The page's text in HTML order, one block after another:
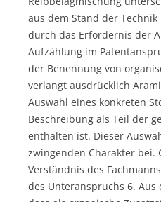
aus dem Stand der
durch das Erfordernis der
Aufzählung im
der Benennung von
verlangt ausdrücklich
Auswahl eines konkreten
Beschreibung als Teil der
enthalten ist. Dieser
zwingenden Charakter bei.
Verständnis des
des Unteranspruchs 6.